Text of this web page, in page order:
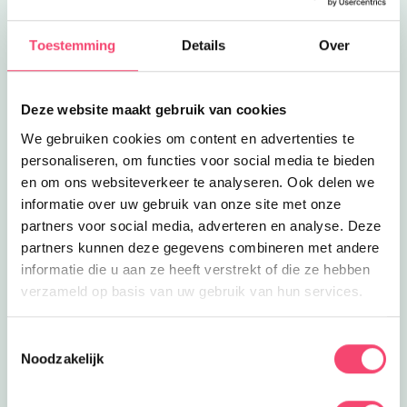
Toestemming Details Over
Deze website maakt gebruik van cookies
We gebruiken cookies om content en advertenties te
personaliseren, om functies voor social media te bieden
en om ons websiteverkeer te analyseren. Ook delen we
informatie over uw gebruik van onze site met onze
partners voor social media, adverteren en analyse. Deze
partners kunnen deze gegevens combineren met andere
informatie die u aan ze heeft verstrekt of die ze hebben
verzameld op basis van uw gebruik van hun services.
Noodzakelijk
Museum De Koperen Knop
kleding- en textielcollectie in
Alblasserwaard!
8.9
Eropuit
Natuurspeeltuin Het Weitje
In natuurspeeltuin Het Weitje in
Hardinxveld-Giessendam kun je naar
hartelust spelen!
11.2 km
Eropuit
Wandelroute en speelroute
Krimpenerhout
Op avontuur met de kids op de
Speelroute Krimpenerhout!
Lees meer Wandelroute en speelroute Krimpenerhout
Eropuit
Geniet van het mooie Hollandse
polderlandschap bij FarmCamps
Sluiten